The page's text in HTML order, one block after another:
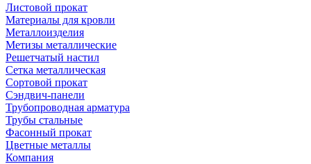
Листовой прокат
Материалы для кровли
Металлоизделия
Метизы металлические
Решетчатый настил
Сетка металлическая
Сортовой прокат
Сэндвич-панели
Трубопроводная арматура
Трубы стальные
Фасонный прокат
Цветные металлы
Компания